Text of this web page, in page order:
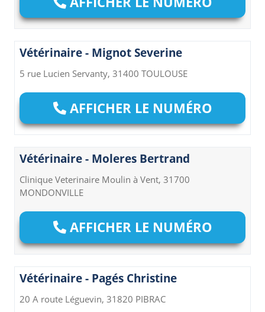
Vétérinaire - Mignot Severine
5 rue Lucien Servanty, 31400 TOULOUSE
AFFICHER LE NUMÉRO
Vétérinaire - Moleres Bertrand
Clinique Veterinaire Moulin à Vent, 31700
MONDONVILLE
AFFICHER LE NUMÉRO
Vétérinaire - Pagés Christine
20 A route Léguevin, 31820 PIBRAC